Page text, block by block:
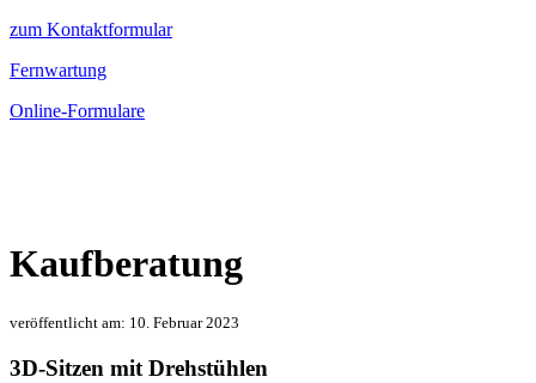
zum Kontaktformular
Fernwartung
Online-Formulare
Kaufberatung
veröffentlicht am: 10. Februar 2023
3D-Sitzen mit Drehstühlen